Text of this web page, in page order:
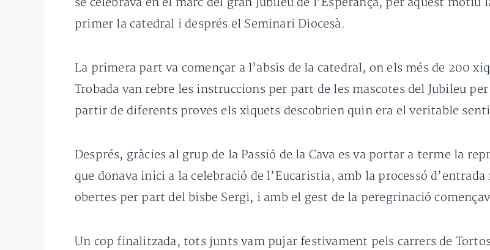
se celebrava en el marc del gran Jubileu de l’Esperança, per aquest
primer la catedral i després el Seminari Diocesà.
La primera part va començar a l’absis de la catedral, on els més de 200
Trobada van rebre les instruccions per part de les mascotes del Jubileu
partir de diferents proves els xiquets descobrien quin era el veritable
Després, gràcies al grup de la Passió de la Cava es va portar a terme la
que donava inici a la celebració de l’Eucaristia, amb la processó
obertes per part del bisbe Sergi, i amb el gest de la peregrinació
Un cop finalitzada, tots junts vam pujar festivament pels carrers de